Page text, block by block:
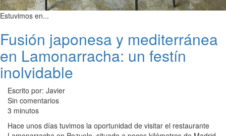
Estuvimos en...
Fusión japonesa y mediterránea
en Lamonarracha: un festín
inolvidable
Escrito por: Javier
Sin comentarios
3 minutos
Hace unos días tuvimos la oportunidad de visitar el restaurante